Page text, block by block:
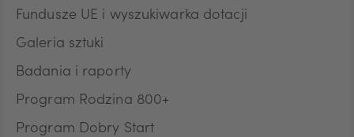
RON
Fundusze UE i wyszukiwarka dotacji
Galeria sztuki
Badania i raporty
Program Rodzina 800+
Program Dobry Start